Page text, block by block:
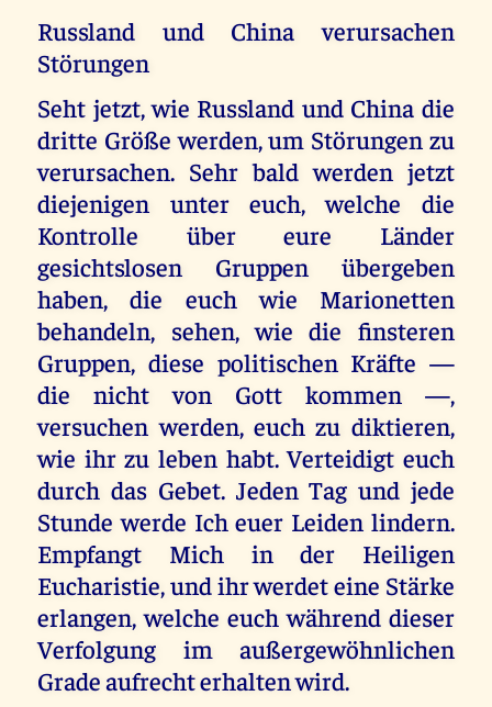
Russland und China verursachen
Störungen
Seht jetzt, wie Russland und China die
dritte Größe werden, um Störungen zu
verursachen. Sehr bald werden jetzt
diejenigen unter euch, welche die
Kontrolle über eure Länder
gesichtslosen Gruppen übergeben
haben, die euch wie Marionetten
behandeln, sehen, wie die finsteren
Gruppen, diese politischen Kräfte —
die nicht von Gott kommen —,
versuchen werden, euch zu diktieren,
wie ihr zu leben habt. Verteidigt euch
durch das Gebet. Jeden Tag und jede
Stunde werde Ich euer Leiden lindern.
Empfangt Mich in der Heiligen
Eucharistie, und ihr werdet eine Stärke
erlangen, welche euch während dieser
Verfolgung im außergewöhnlichen
Grade aufrecht erhalten wird.